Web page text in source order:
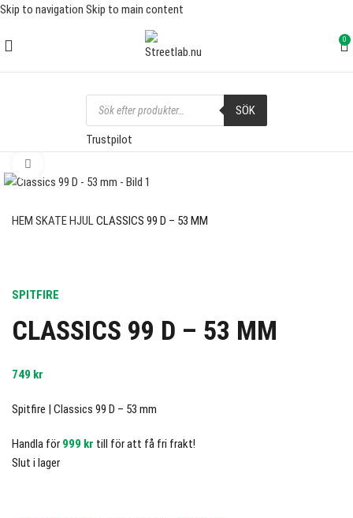
Skip to navigation Skip to main content
FRI FRAKT ÖVER 1000 SEK
0
SÖK
Trustpilot
HEM SKATEHJULCLASSICS 99 D – 53 MM
SPITFIRE
CLASSICS 99 D – 53 MM
749 kr
Spitfire | Classics 99 D – 53 mm
Handla för 999 kr till för att få fri frakt!
Slut i lager